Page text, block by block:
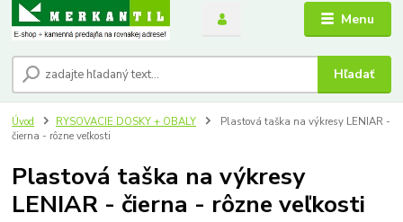
Menu
Hľadať
Úvod RYSOVACIE DOSKY + OBALY
Plastová taška na výkresy LENIAR -
čierna - rôzne veľkosti
Plastová taška na výkresy
LENIAR - čierna - rôzne veľkosti